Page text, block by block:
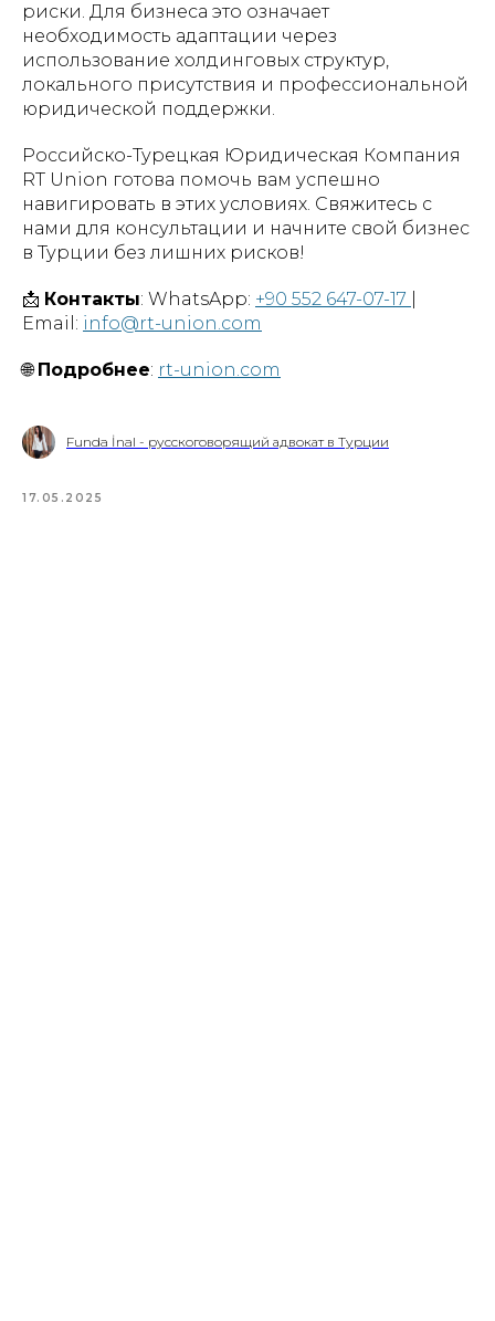
риски. Для бизнеса это означает
необходимость адаптации через
использование холдинговых структур,
локального присутствия и профессиональной
юридической поддержки.
Российско-Турецкая Юридическая Компания
RT Union готова помочь вам успешно
навигировать в этих условиях. Свяжитесь с
нами для консультации и начните свой бизнес
в Турции без лишних рисков!
📩 Контакты: WhatsApp: +90 552 647-07-17
Email: info@rt-union.com
🌐 Подробнее: rt-union.com
Funda İnal - русскоговорящий адвокат в Турции
17.05.2025